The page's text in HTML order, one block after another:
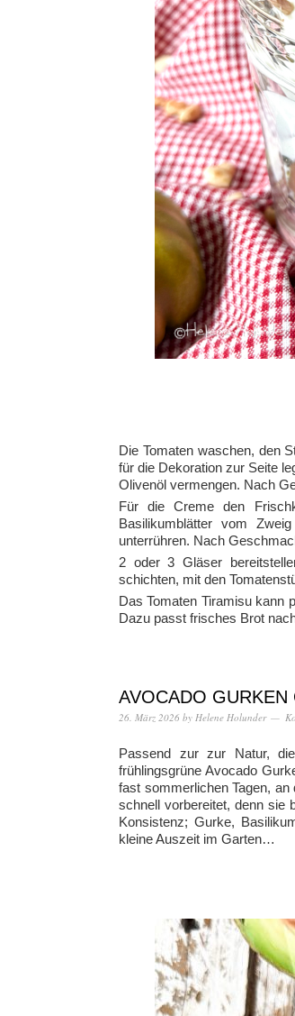
Die Tomaten waschen, den
für die Dekoration zur Seite
Olivenöl vermengen. Nach
Für die Creme den
Basilikumblätter vom
unterrühren. Nach
2 oder 3 Gläser
schichten, mit den
Das Tomaten Tiramisu kann
Dazu passt frisches Brot
AVOCADO GURKEN
26. März 2026 by Helene Holunder
Passend zur zur Natur,
frühlingsgrüne Avocado
fast sommerlichen Tagen,
schnell vorbereitet, denn sie
Konsistenz; Gurke,
kleine Auszeit im Garten…